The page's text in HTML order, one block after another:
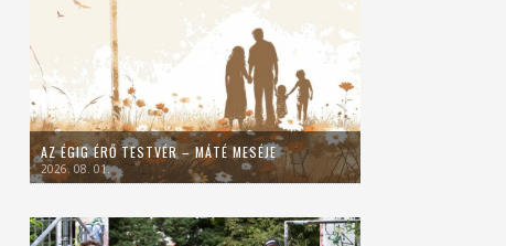
AZ ÉGIG ÉRŐ TESTVÉR – MÁTÉ MESÉJE
2026. 08. 01.